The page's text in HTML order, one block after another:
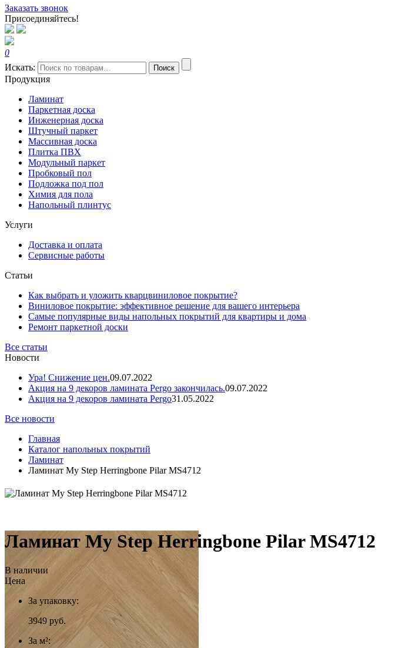
Заказать звонок
Присоединяйтесь!
0
Искать:
Поиск
Продукция
Ламинат
Паркетная доска
Инженерная доска
Штучный паркет
Массивная доска
Плитка ПВХ
Модульный паркет
Пробковый пол
Подложка под пол
Химия для пола
Напольный плинтус
Услуги
Доставка и оплата
Сервисные работы
Статьи
Как выбрать и уложить кварцвиниловое покрытие?
Виниловое покрытие: эффективное решение для вашего интерьера
Самые популярные виды напольных покрытий для квартиры и дома
Ремонт паркетной доски
Все статьи
Новости
Ура! Снижение цен.09.07.2022
Акция на 9 декоров ламината Pergo закончилась.09.07.2022
Акция на 9 декоров ламината Pergo31.05.2022
Все новости
Главная
Каталог напольных покрытий
Ламинат
Ламинат My Step Herringbone Pilar MS4712
Ламинат My Step Herringbone Pilar MS4712
В наличии
Цена
За упаковку:
3949 руб.
За м²: